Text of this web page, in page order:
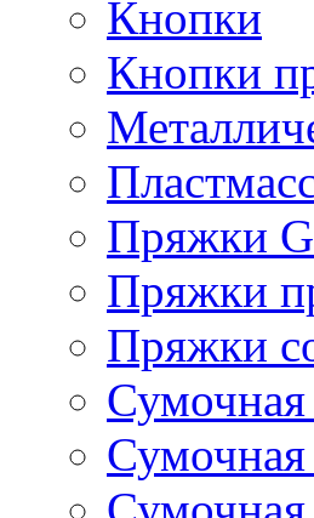
Кнопки
Кнопки
Пряжки
Пряжки
Пряжки
Сумочная
Сумочная